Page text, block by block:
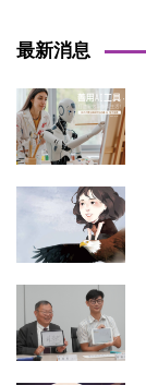
最新消息